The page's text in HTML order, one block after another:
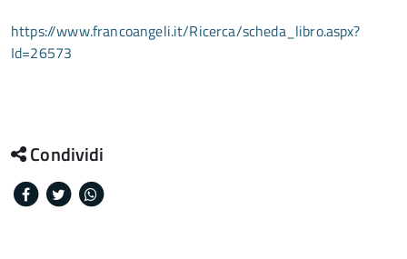
https://www.francoangeli.it/Ricerca/scheda_libro.aspx?
Id=26573
Condividi
Facebook
Twitter